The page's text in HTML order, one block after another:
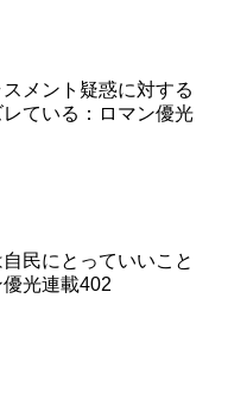
メント疑惑に対する
ている：ロマン優光
民にとっていいこと
光連載402